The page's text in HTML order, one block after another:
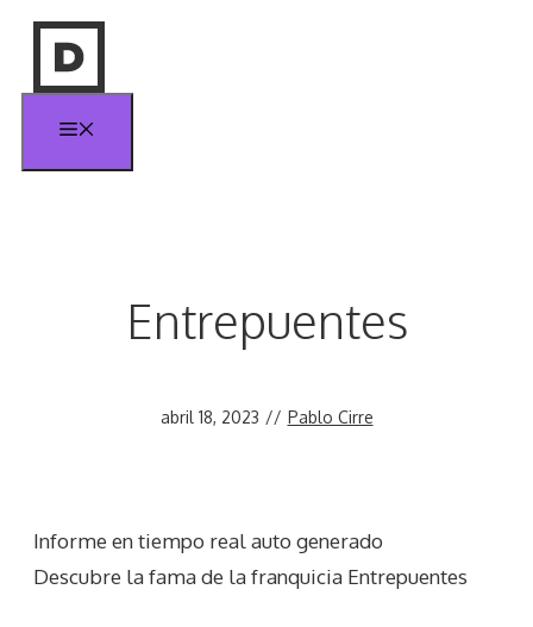
Saltar
contenido
Entrepuentes
abril 18, 2023 // Pablo Cirre
Informe en tiempo real auto generado
Descubre la fama de la franquicia Entrepuentes